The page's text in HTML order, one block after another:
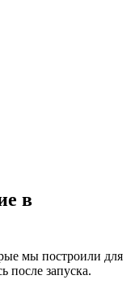
в
мы построили для
после запуска.